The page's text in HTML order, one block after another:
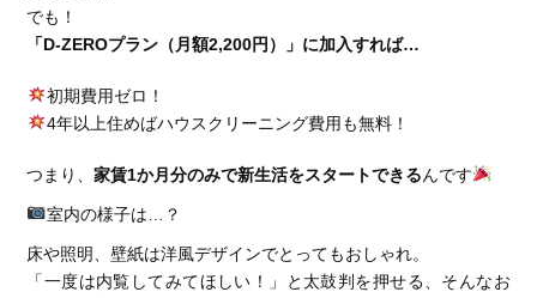
でも！
「D-ZEROプラン（月額2,200円）」に加入すれば…
初期費用ゼロ！
4年以上住めばハウスクリーニング費用も無料！
つまり、家賃1か月分のみで新生活をスタートできるんです
室内の様子は…？
床や照明、壁紙は洋風デザインでとってもおしゃれ。
「一度は内覧してみてほしい！」と太鼓判を押せる、そんなお